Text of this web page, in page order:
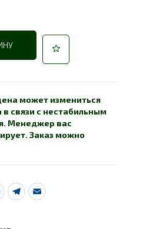
может измениться
в связи с нестабильным
Менеджер вас
Заказ можно
Telegram
Email